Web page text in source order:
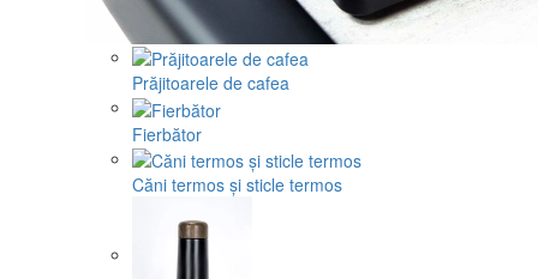
Prăjitoarele de cafea
Fierbător
Căni termos și sticle termos